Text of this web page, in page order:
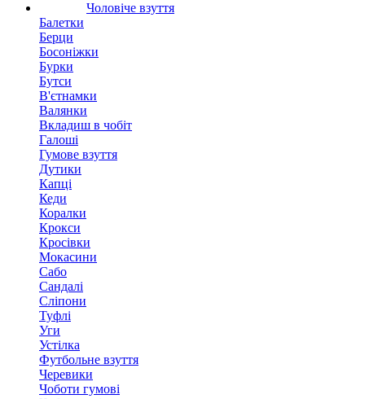
Чоловіче взуття
Балетки
Берци
Босоніжки
Бурки
Бутси
В'єтнамки
Валянки
Вкладиш в чобіт
Галоші
Гумове взуття
Дутики
Капці
Кеди
Коралки
Крокси
Кросівки
Мокасини
Сабо
Сандалі
Сліпони
Туфлі
Уги
Устілка
Футбольне взуття
Черевики
Чоботи гумові